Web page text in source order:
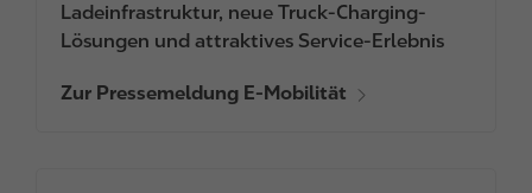
Ladeinfrastruktur, neue Truck-Charging-
Lösungen und attraktives Service-Erlebnis
Zur Pressemeldung E-Mobilität